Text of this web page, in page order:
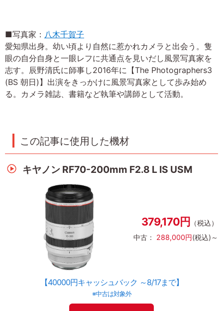
■写真家： 八木千賀子
愛知県出身。幼い頃より自然に惹かれカメラと出会う。隻
眼の自分自身と一眼レフに共通点を見いだし風景写真家を
志す。辰野清氏に師事し2016年に【The Photographers3
(BS 朝日)】出演をきっかけに風景写真家として歩み始め
る。カメラ雑誌、書籍など執筆や講師として活動。
この記事に使用した機材
キヤノン RF70-200mm F2.8 L IS USM
379,170円 （税込）
中古： 288,000円(税込)～
【40000円キャッシュバック ～8/17まで】
※中古は対象外